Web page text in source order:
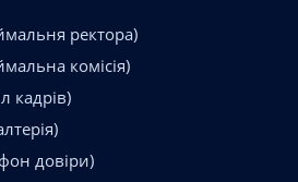
ректора)
комісія)
кадрів)
довіри)